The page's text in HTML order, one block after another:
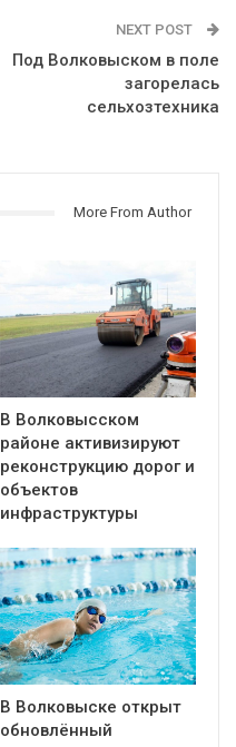
NEXT POST
Под Волковыском в поле
загорелась
сельхозтехника
More From Author
В Волковысском
районе активизируют
реконструкцию дорог и
объектов
инфраструктуры
В Волковыске открыт
обновлённый